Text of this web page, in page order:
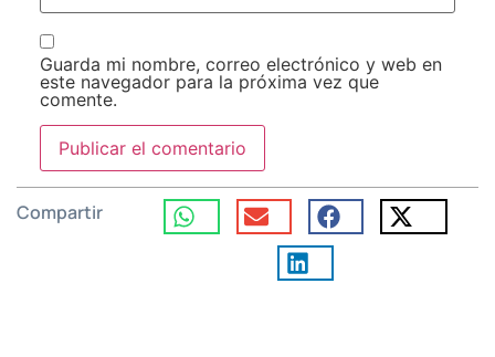
Guarda mi nombre, correo electrónico y web en
este navegador para la próxima vez que
comente.
Compartir